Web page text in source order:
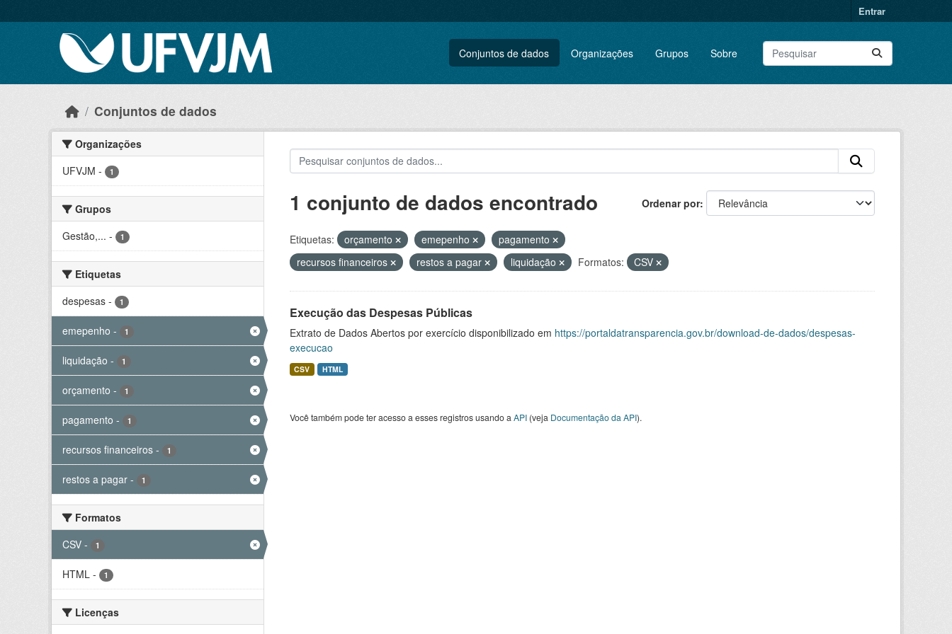
Entrar
Conjuntos de dados Organizações Grupos Sobre
Conjuntos de dados
Organizações
UFVJM - 1
Grupos
Gestão,... - 1
Etiquetas
despesas - 1
emepenho - 1
liquidação - 1
orçamento - 1
pagamento - 1
recursos financeiros - 1
restos a pagar - 1
Formatos
CSV - 1
HTML - 1
Licenças
Ordenar por
1 conjunto de dados encontrado
Etiquetas: orçamento emepenho
pagamento
recursos financeiros
restos a pagar liquidação Formatos: CSV
Execução das Despesas Públicas
Extrato de Dados Abertos por exercício disponibilizado em https://portaldatransparencia.gov.br/download-de-dados/despesas-
execucao
CSV HTML
Você também pode ter acesso a esses registros usando a API(veja Documentação da API).